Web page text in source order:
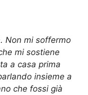
Non mi soffermo
mi sostiene
a casa prima
insieme a
che fossi già